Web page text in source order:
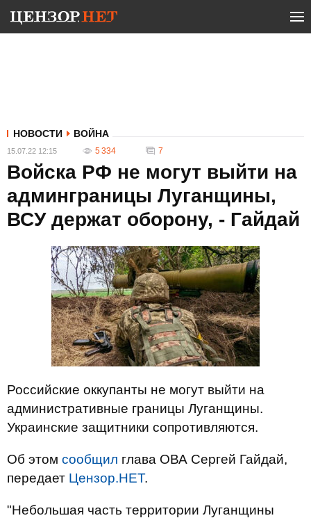
НОВОСТИ ВОЙНА
15.07.22 12:15 5 334 7
Войска РФ не могут выйти на
админграницы Луганщины,
ВСУ держат оборону, - Гайдай
Российские оккупанты не могут выйти на
административные границы Луганщины.
Украинские защитники сопротивляются.
Об этом сообщил глава ОВА Сергей Гайдай,
передает Цензор.НЕТ.
"Небольшая часть территории Луганщины